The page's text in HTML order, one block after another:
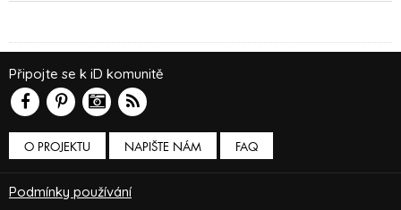
O PROJEKTU NAPIŠTE NÁM
Připojte se k iD komunitě
FAQ
Podmínky používání